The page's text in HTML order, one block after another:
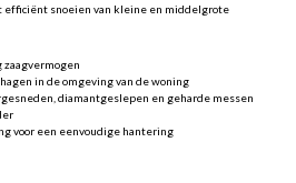
efficiënt snoeien van kleine en middelgrote
zaagvermogen
in de omgeving van de woning
diamantgeslepen en geharde messen
voor een eenvoudige hantering